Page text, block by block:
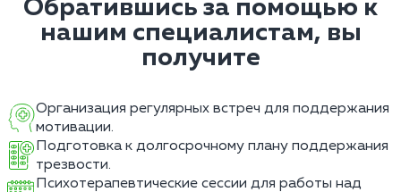
Обратившись за помощью к
нашим специалистам, вы
получите
Организация регулярных встреч для поддержания
мотивации.
Подготовка к долгосрочному плану поддержания
трезвости.
Психотерапевтические сессии для работы над